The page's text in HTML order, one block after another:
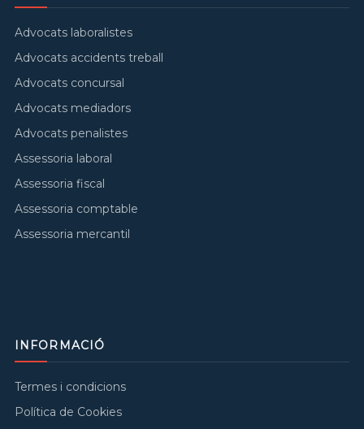
Advocats laboralistes
Advocats accidents treball
Advocats concursal
Advocats mediadors
Advocats penalistes
Assessoria laboral
Assessoria fiscal
Assessoria comptable
Assessoria mercantil
INFORMACIÓ
Termes i condicions
Política de Cookies